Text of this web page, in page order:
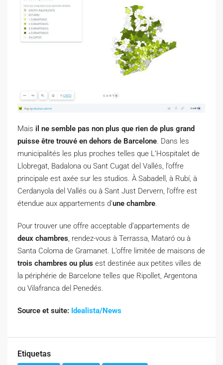
Mais il ne semble pas non plus que rien de plus grand
puisse être trouvé en dehors de Barcelone. Dans les
municipalités les plus proches telles que L’Hospitalet de
Llobregat, Badalona ou Sant Cugat del Vallés, l’offre
principale est axée sur les studios. À Sabadell, à Rubí, à
Cerdanyola del Vallés ou à Sant Just Dervern, l’offre est
étendue aux appartements d’une chambre.
Pour trouver une offre acceptable d’appartements de
deux chambres, rendez-vous à Terrassa, Mataró ou à
Santa Coloma de Gramanet. L’offre limitée de maisons de
trois chambres ou plus est destinée aux petites villes de
la périphérie de Barcelone telles que Ripollet, Argentona
ou Vilafranca del Penedés.
Source et suite: Idealista/News
Etiquetas